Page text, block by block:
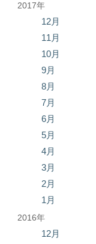
2017年
12月
11月
10月
9月
8月
7月
6月
5月
4月
3月
2月
1月
2016年
12月